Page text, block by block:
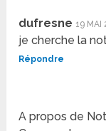
dufresne 19 MAI
je cherche la
Répondre
A propos de